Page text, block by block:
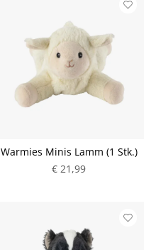
Warmies Minis Lamm (1 Stk.)
€ 21,99